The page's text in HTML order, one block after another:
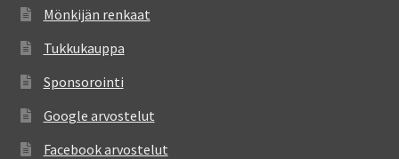
Mönkijän renkaat
Tukkukauppa
Sponsorointi
Google arvostelut
Facebook arvostelut